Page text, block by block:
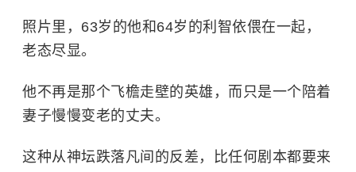
照片里，63岁的他和64岁的利智依偎在一起，
老态尽显。
他不再是那个飞檐走壁的英雄，而只是一个陪着
妻子慢慢变老的丈夫。
这种从神坛跌落凡间的反差，比任何剧本都要来